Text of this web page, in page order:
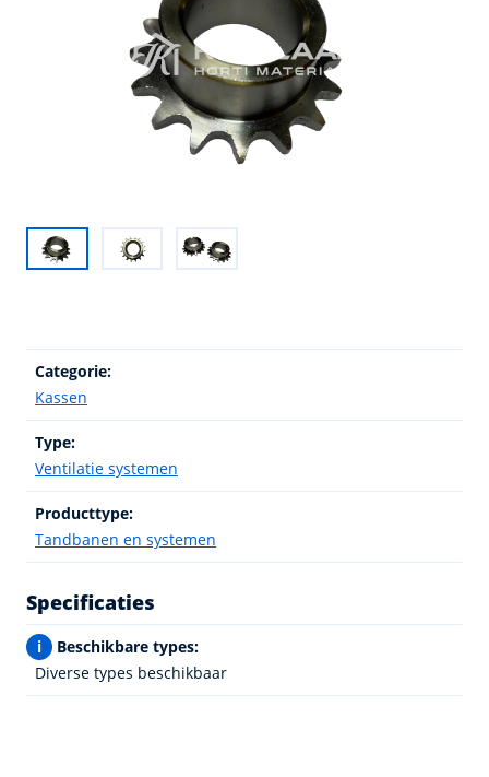
Categorie:
Kassen
Type:
Ventilatie systemen
Producttype:
Tandbanen en systemen
Specificaties
i
Beschikbare types:
Diverse types beschikbaar